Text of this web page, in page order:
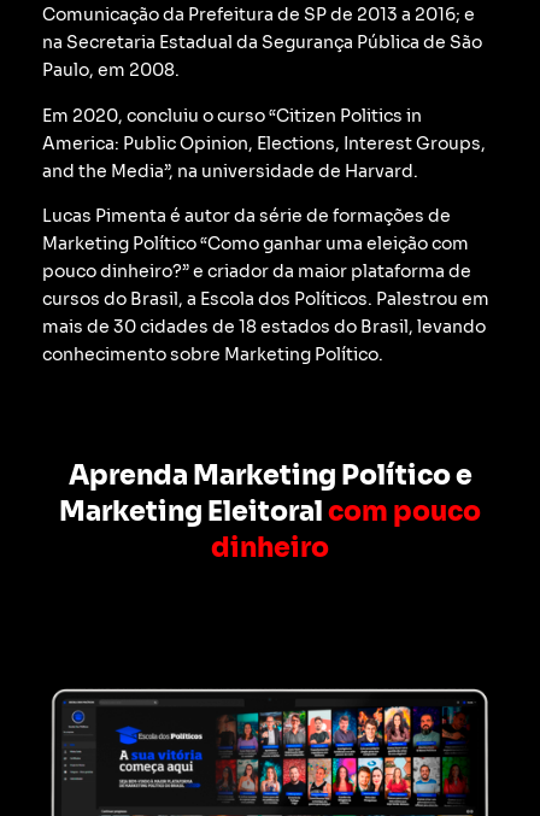
Comunicação da Prefeitura de SP de 2013 a 2016; e
na Secretaria Estadual da Segurança Pública de São
Paulo, em 2008.
Em 2020, concluiu o curso “Citizen Politics in
America: Public Opinion, Elections, Interest Groups,
and the Media”, na universidade de Harvard.
Lucas Pimenta é autor da série de formações de
Marketing Político “Como ganhar uma eleição com
pouco dinheiro?” e criador da maior plataforma de
cursos do Brasil, a Escola dos Políticos. Palestrou em
mais de 30 cidades de 18 estados do Brasil, levando
conhecimento sobre Marketing Político.
Aprenda Marketing Político e
Marketing Eleitoral com pouco
dinheiro